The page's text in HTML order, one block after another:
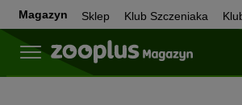
Magazyn Sklep Klub Szczeniaka